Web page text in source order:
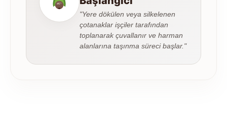
"Yere dökülen veya silkelenen
çotanaklar işçiler tarafından
toplanarak çuvallanır ve harman
alanlarına taşınma süreci başlar."